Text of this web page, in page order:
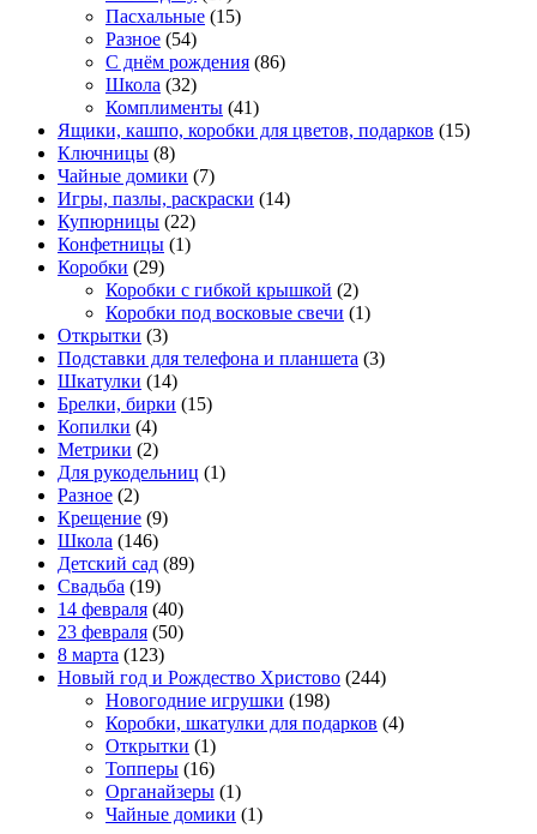
Пасхальные (15)
Разное (54)
С днём рождения (86)
Школа (32)
Комплименты (41)
Ящики, кашпо, коробки для цветов, подарков (15)
Ключницы (8)
Чайные домики (7)
Игры, пазлы, раскраски (14)
Купюрницы (22)
Конфетницы (1)
Коробки (29)
Коробки с гибкой крышкой (2)
Коробки под восковые свечи (1)
Открытки (3)
Подставки для телефона и планшета (3)
Шкатулки (14)
Брелки, бирки (15)
Копилки (4)
Метрики (2)
Для рукодельниц (1)
Разное (2)
Крещение (9)
Школа (146)
Детский сад (89)
Свадьба (19)
14 февраля (40)
23 февраля (50)
8 марта (123)
Новый год и Рождество Христово (244)
Новогодние игрушки (198)
Коробки, шкатулки для подарков (4)
Открытки (1)
Топперы (16)
Органайзеры (1)
Чайные домики (1)